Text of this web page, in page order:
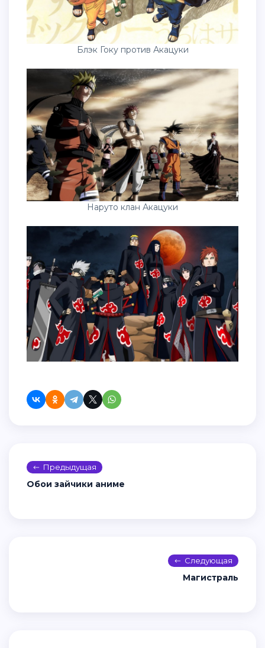
Блэк Гоку против Акацуки
Наруто клан Акацуки
Предыдущая
Обои зайчики аниме
Следующая
Магистраль